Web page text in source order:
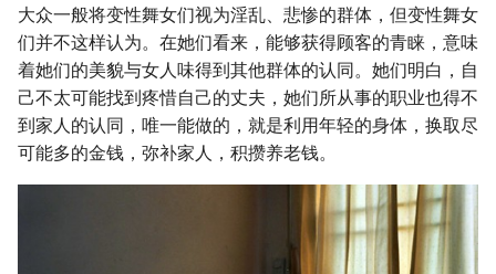
大众一般将变性舞女们视为淫乱、悲惨的群体，但变性舞女
们并不这样认为。在她们看来，能够获得顾客的青睐，意味
着她们的美貌与女人味得到其他群体的认同。她们明白，自
己不太可能找到疼惜自己的丈夫，她们所从事的职业也得不
到家人的认同，唯一能做的，就是利用年轻的身体，换取尽
可能多的金钱，弥补家人，积攒养老钱。